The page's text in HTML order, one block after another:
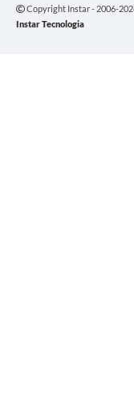
Copyright Instar - 2006-
Instar Tecnologia